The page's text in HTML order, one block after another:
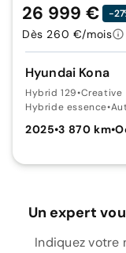
Hyundai Kona
Hybrid 129•Creative
Hybride essence•
2025•3 870 km•
26 999 € -
Dès 260 €/mois
Un expert
Indiquez votre